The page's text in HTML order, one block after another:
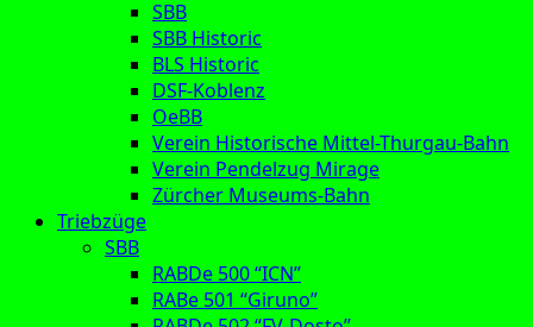
SBB
SBB Historic
BLS Historic
DSF-Koblenz
OeBB
Verein Historische Mittel-Thurgau-Bahn
Verein Pendelzug Mirage
Zürcher Museums-Bahn
Triebzüge
SBB
RABDe 500 “ICN”
RABe 501 “Giruno”